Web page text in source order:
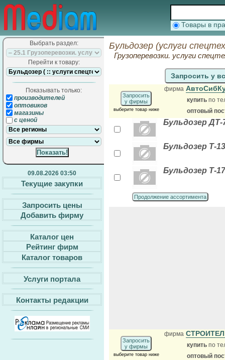
Товары в
Выбрать раздел:
Перейти к товару:
Показывать только:
производителей
оптовиков
магазины
с ценой
09.08.2026 03:50
Текущие закупки
Запросить цены
Добавить фирму
Каталог цен
Рейтинг фирм
Каталог товаров
Услуги портала
Контакты редакции
Бульдозер (услуги
Грузоперевозки. услуги
Запросить у
Запросить
у фирмы
выберите товар ниже
фирма
купить по
оптовый
Бульдозер ДТ-
Бульдозер Т-
Бульдозер Т-
Продолжение ассортимента
Запросить
у фирмы
выберите товар ниже
фирма
купить по
оптовый